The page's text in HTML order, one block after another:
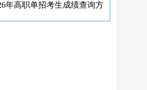
年高职单招考生成绩查询方